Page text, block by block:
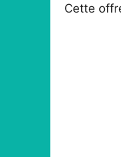
Cette